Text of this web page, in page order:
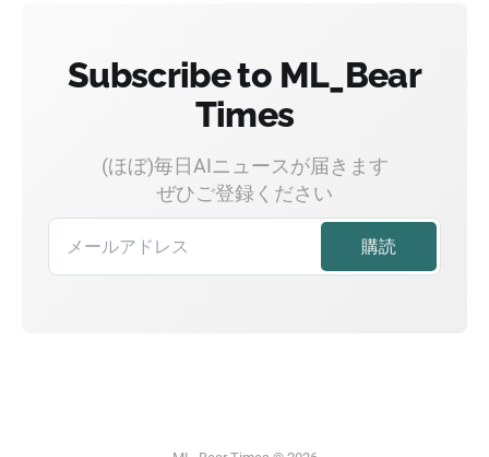
Subscribe to ML_Bear
Times
(ほぼ)毎日AIニュースが届きます
ぜひご登録ください